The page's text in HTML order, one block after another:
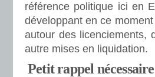
référence politique ici en
développant en ce
autour des licenciements,
autre mises en liquidation.
Petit rappel nécessaire